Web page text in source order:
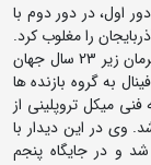
دور اول، در دور دوم با
آذربایجان را مغلوب کرد.
وی در دور بعد با نتیجه 4 بر 1 مغلوب ضیا باباشوف قهرمان زیر 23 سال جهان
به گروه بازنده ها
9 بر صفر و ضربه فنی میکل تروپلینی از
وی در این دیدار با
شد و در جایگاه پنجم